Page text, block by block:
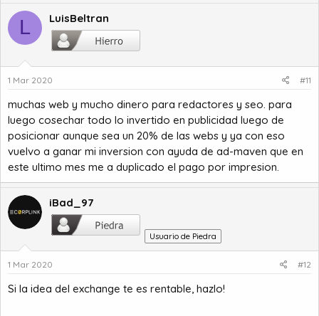
L LuisBeltran
1 Mar 2020 #11
muchas web y mucho dinero para redactores y seo. para
luego cosechar todo lo invertido en publicidad luego de
posicionar aunque sea un 20% de las webs y ya con eso
vuelvo a ganar mi inversion con ayuda de ad-maven que en
este ultimo mes me a duplicado el pago por impresion.
iBad_97
Usuario de Piedra
1 Mar 2020 #12
Si la idea del exchange te es rentable, hazlo!